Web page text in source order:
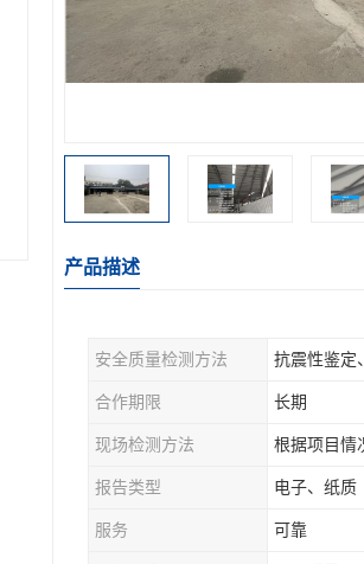
产品描述
安全质量检测方法 抗震性鉴定
合作期限 长期
现场检测方法 根据项目情
报告类型 电子、纸质
服务 可靠